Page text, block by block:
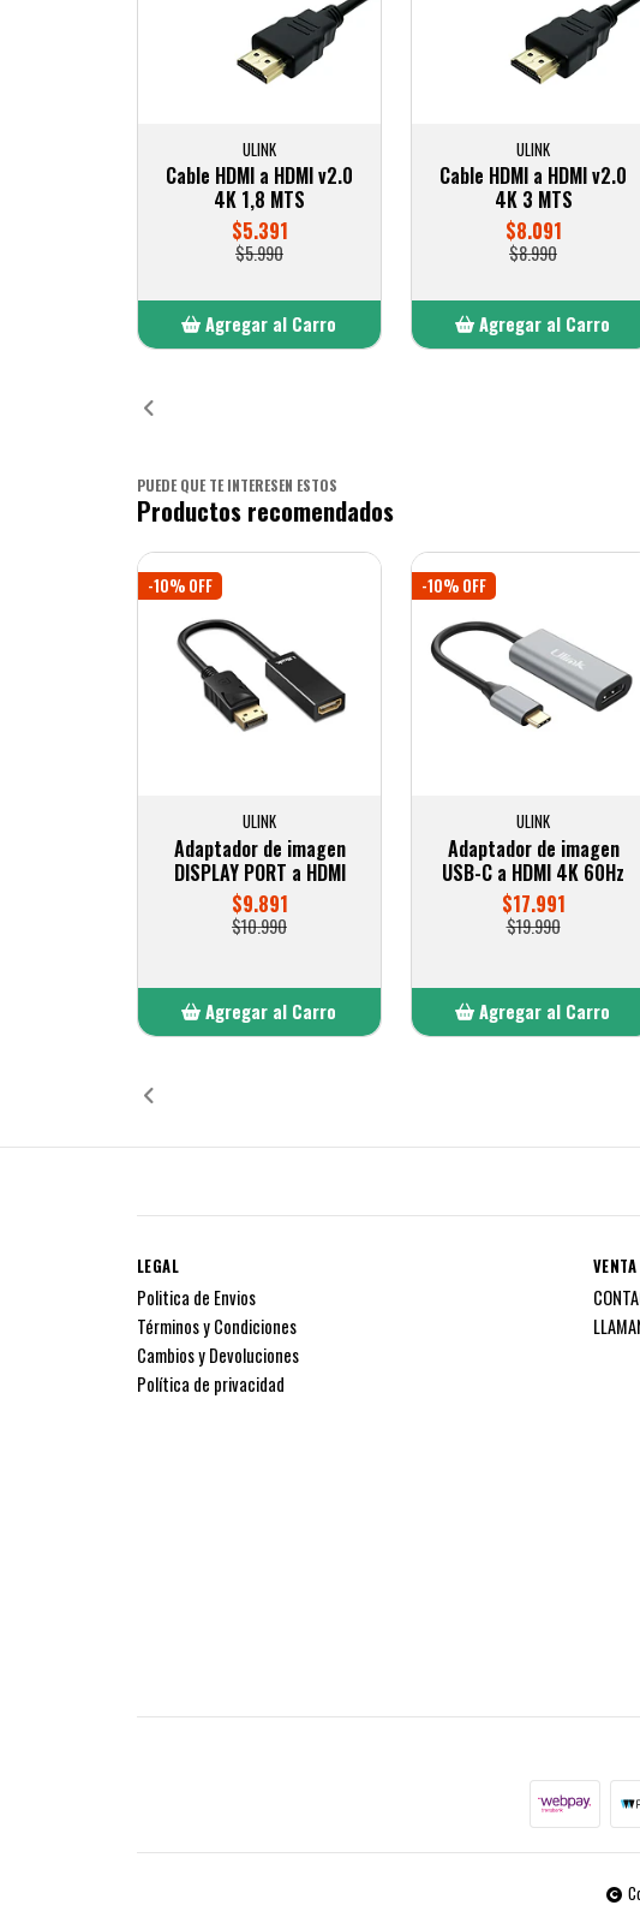
ULINK
Cable HDMI a HDMI v2.0
4K 1,8 MTS
$5.391
$5.990
Agregar al Carro
ULINK
Cable HDMI a HDMI v2.0
4K 3 MTS
$8.091
$8.990
Agregar al Carro
PUEDE QUE TE INTERESEN ESTOS
Productos recomendados
-10% OFF
ULINK
Adaptador de imagen
DISPLAY PORT a HDMI
$9.891
$10.990
Agregar al Carro
-10% OFF
ULINK
Adaptador de imagen
USB-C a HDMI 4K 60Hz
$17.991
$19.990
Agregar al Carro
LEGAL
Politica de Envios
Términos y Condiciones
Cambios y Devoluciones
Política de privacidad